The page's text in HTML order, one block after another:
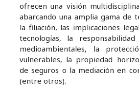
ofrecen una visión
abarcando una amplia gama de
la filiación, las implicaciones
tecnologías, la
medioambientales, la
vulnerables, la propiedad
de seguros o la mediación en
(entre otros).